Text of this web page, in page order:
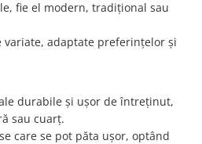
fie el modern, tradițional sau
variate, adaptate preferințelor și
durabile și ușor de întreținut,
sau cuarț.
care se pot păta ușor, optând